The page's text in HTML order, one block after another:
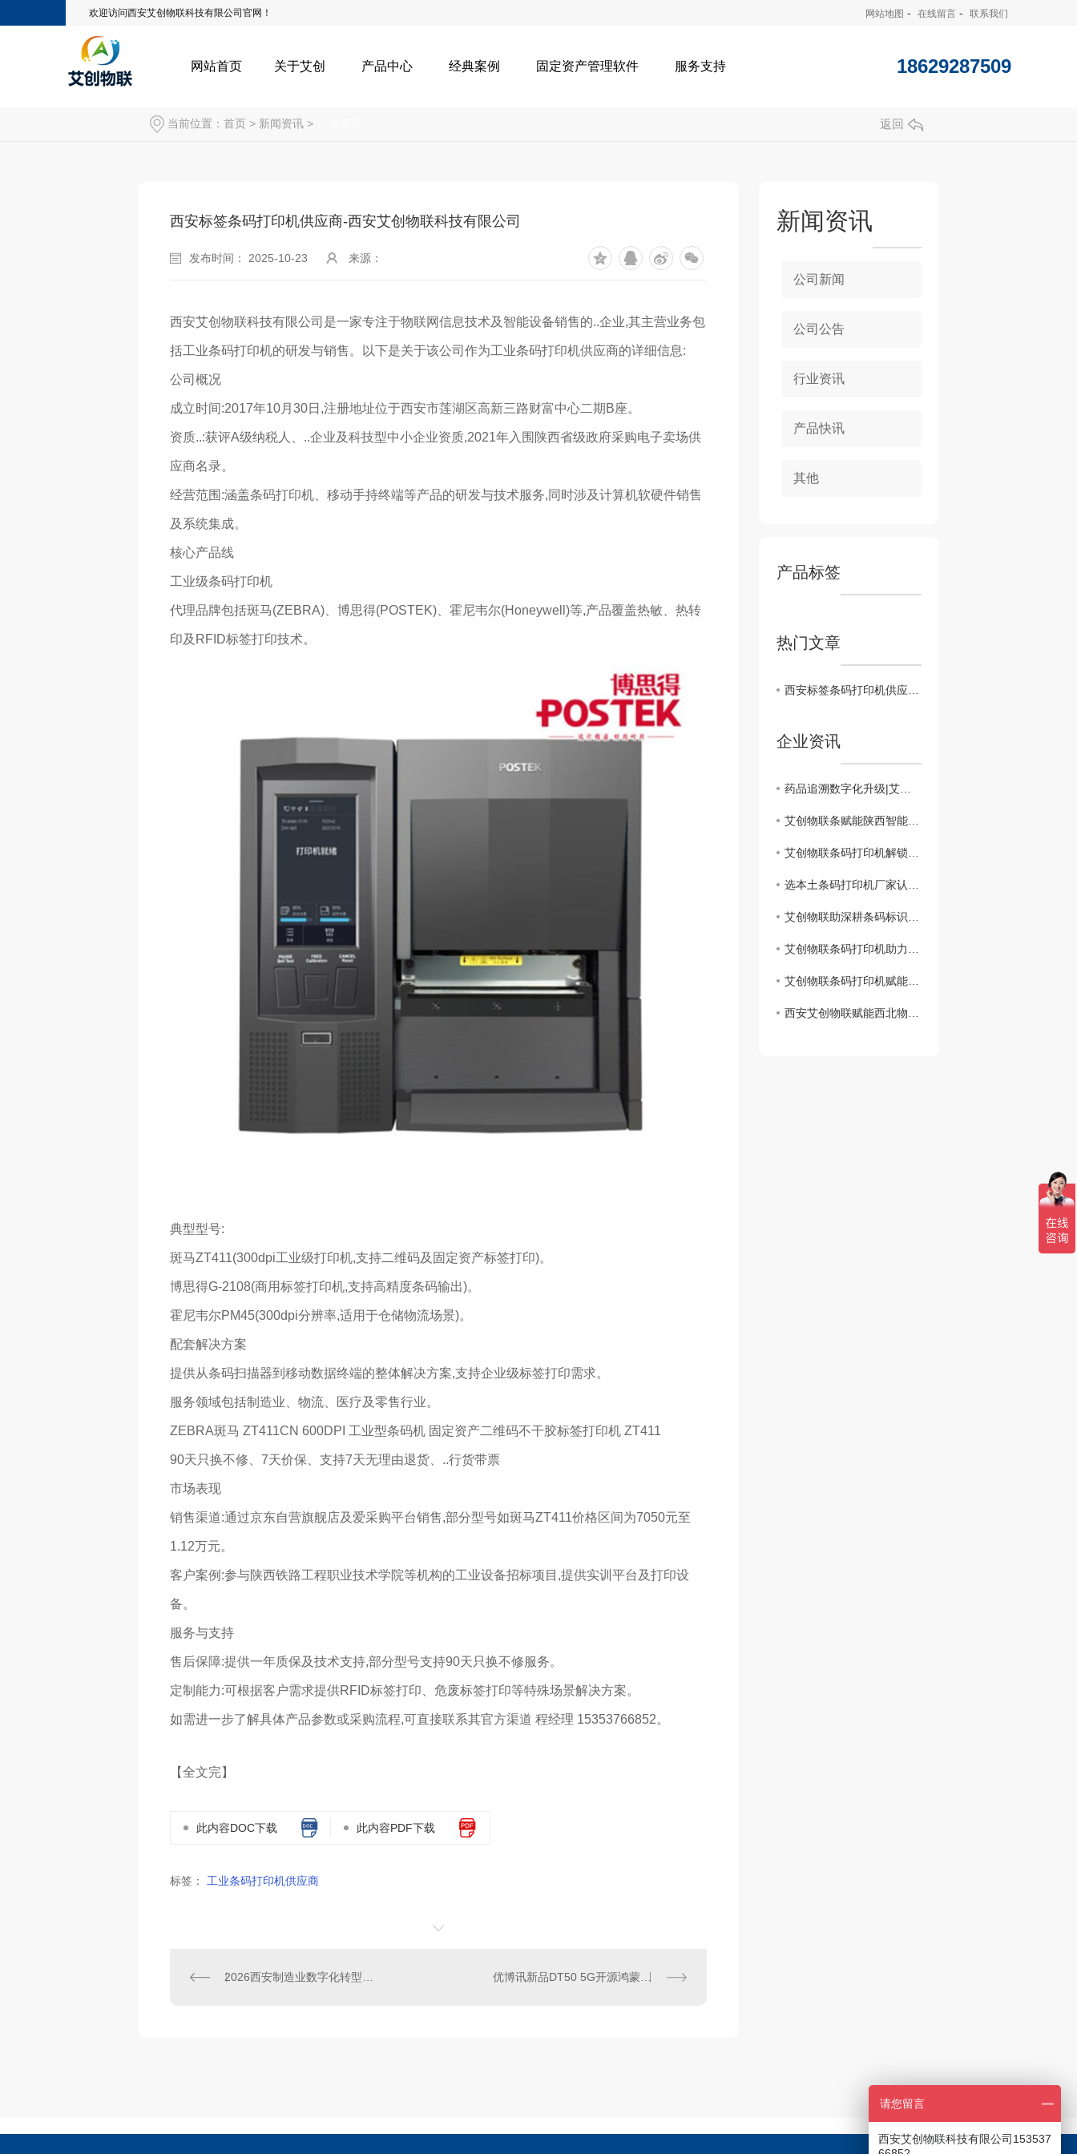
欢迎访问西安艾创物联科技有限公司官网！ 网站地图 - 在线留言 - 联系我们
网站首页 关于艾创 产品中心 经典案例 固定资产管理软件 服务支持 18629287509
当前位置： 首页 > 新闻资讯 > 返回
西安标签条码打印机供应商-西安艾创物联科技有限公司
发布时间： 2025-10-23 来源：
西安艾创物联科技有限公司是一家专注于物联网信息技术及智能设备销售的..企业,其主营业务包
括工业条码打印机的研发与销售‌。以下是关于该公司作为工业条码打印机供应商的详细信息:
公司概况
成立时间‌:2017年10月30日,注册地址位于西安市莲湖区高新三路财富中心二期B座‌。
资质..‌:获评A级纳税人、..企业及科技型中小企业资质,2021年入围陕西省级政府采购电子卖场供
应商名录‌。
经营范围‌:涵盖条码打印机、移动手持终端等产品的研发与技术服务,同时涉及计算机软硬件销售
及系统集成‌。
核心产品线
工业级条码打印机‌
代理品牌包括‌斑马(ZEBRA)‌、‌博思得(POSTEK)‌、‌霍尼韦尔(Honeywell)‌等,产品覆盖热敏、热转
印及RFID标签打印技术‌。
典型型号:
斑马ZT411(300dpi工业级打印机,支持二维码及固定资产标签打印)。
博思得G-2108(商用标签打印机,支持高精度条码输出)‌。
霍尼韦尔PM45(300dpi分辨率,适用于仓储物流场景)‌。
配套解决方案‌
提供从条码扫描器到移动数据终端的整体解决方案,支持企业级标签打印需求‌。
服务领域包括制造业、物流、医疗及零售行业。
ZEBRA斑马 ZT411CN 600DPI 工业型条码机 固定资产二维码不干胶标签打印机 ZT411
90天只换不修、7天价保、支持7天无理由退货、..行货带票
市场表现
销售渠道‌:通过京东自营旗舰店及爱采购平台销售,部分型号如斑马ZT411价格区间为7050元至
1.12万元。
客户案例‌:参与陕西铁路工程职业技术学院等机构的工业设备招标项目,提供实训平台及打印设
备‌。
服务与支持
售后保障‌:提供一年质保及技术支持,部分型号支持90天只换不修服务‌。
定制能力‌:可根据客户需求提供RFID标签打印、危废标签打印等特殊场景解决方案‌。
如需进一步了解具体产品参数或采购流程,可直接联系其官方渠道‌ 程经理 15353766852。
【全文完】
此内容DOC下载 此内容PDF下载
标签： 工业条码打印机供应商
2026西安制造业数字化转型提速，条码溯源如何助力企业降本增效？ 优博讯新品DT50 5G开源鸿蒙版重磅发布
新闻资讯
公司新闻
公司公告
行业资讯
产品快讯
其他
产品标签
热门文章
西安标签条码打印机供应商-西安艾创物联科技有限公司
企业资讯
药品追溯数字化升级|艾创物联助力西安医药行业发展
艾创物联条赋能陕西智能制造
艾创物联条码打印机解锁便捷运营新模式
选本土条码打印机厂家认准艾创物联
艾创物联助深耕条码标识领域
艾创物联条码打印机助力门店..管理
艾创物联条码打印机赋能制造业精细化管理
西安艾创物联赋能西北物流..运转
请您留言
西安艾创物联科技有限公司153537